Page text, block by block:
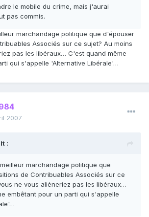
le mobile du crime, mais j'aurai
pas commis.
marchandage politique que d'épouser
Associés sur ce sujet? Au moins
pas les libéraux… C'est quand même
qui s'appelle 'Alternative Libérale'…
2007
:
marchandage politique que
de Contribuables Associés sur ce
ne vous alièneriez pas les libéraux…
embêtant pour un parti qui s'appelle